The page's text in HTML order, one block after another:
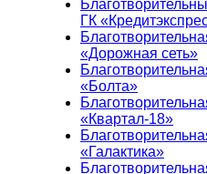
ГК
«Дорожная сеть»
«Болта»
«Квартал-18»
«Галактика»